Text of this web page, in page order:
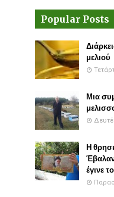
Popular Posts
μελιού
Μια
Η
Έβαλαν
έγινε